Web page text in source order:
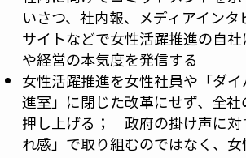
いさつ、社内報、メディアイン
サイトなどで女性活躍推進の自
や経営の本気度を発信する
女性活躍推進を女性社員や「ダ
進室」に閉じた改革にせず、全社
押し上げる； 政府の掛け声に対
れ感」で取り組むのではなく、